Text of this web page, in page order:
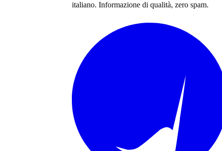
italiano. Informazione di qualità, zero spam.